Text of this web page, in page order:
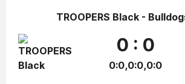
TROOPERS Black -
0 : 0
0:0,0:0,0:0